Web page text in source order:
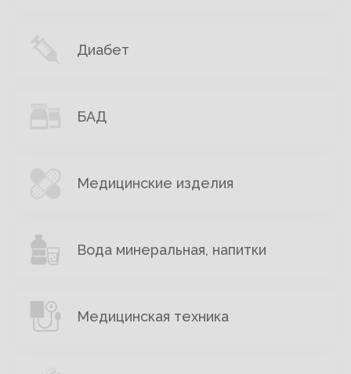
Диабет
БАД
Медицинские изделия
Вода минеральная, напитки
Медицинская техника